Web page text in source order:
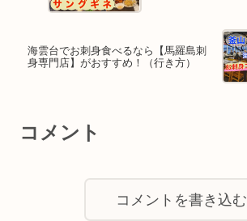
海雲台でお刺身食べるなら【馬羅島刺
身専門店】がおすすめ！（行き方）
コメント
コメントを書き込む